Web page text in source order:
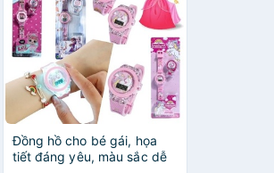
Đồng hồ cho bé gái, họa
tiết đáng yêu, màu sắc dễ